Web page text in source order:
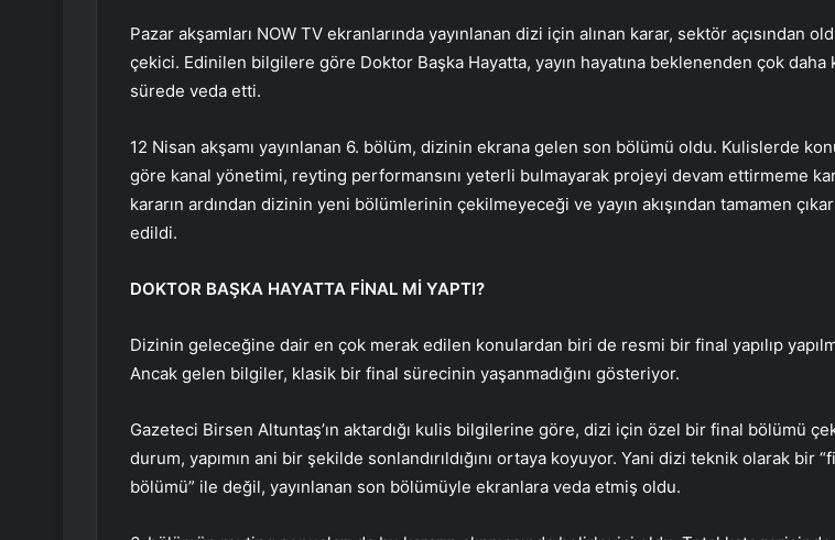
Pazar akşamları NOW TV ekranlarında yayınlanan dizi için alınan karar, sektör açısından
çekici. Edinilen bilgilere göre Doktor Başka Hayatta, yayın hayatına beklenenden çok daha
sürede veda etti.
12 Nisan akşamı yayınlanan 6. bölüm, dizinin ekrana gelen son bölümü oldu. Kulislerde
göre kanal yönetimi, reyting performansını yeterli bulmayarak projeyi devam ettirmeme
kararın ardından dizinin yeni bölümlerinin çekilmeyeceği ve yayın akışından tamamen
edildi.
DOKTOR BAŞKA HAYATTA FİNAL Mİ YAPTI?
Dizinin geleceğine dair en çok merak edilen konulardan biri de resmi bir final yapılıp
Ancak gelen bilgiler, klasik bir final sürecinin yaşanmadığını gösteriyor.
Gazeteci Birsen Altuntaş’ın aktardığı kulis bilgilerine göre, dizi için özel bir final bölümü
durum, yapımın ani bir şekilde sonlandırıldığını ortaya koyuyor. Yani dizi teknik olarak bir
bölümü” ile değil, yayınlanan son bölümüyle ekranlara veda etmiş oldu.